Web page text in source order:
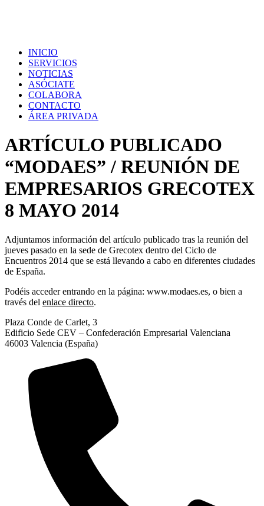
INICIO
SERVICIOS
NOTICIAS
ASÓCIATE
COLABORA
CONTACTO
ÁREA PRIVADA
ARTÍCULO PUBLICADO
“MODAES” / REUNIÓN DE
EMPRESARIOS GRECOTEX
8 MAYO 2014
Adjuntamos información del artículo publicado tras la reunión del
jueves pasado en la sede de Grecotex dentro del Ciclo de
Encuentros 2014 que se está llevando a cabo en diferentes ciudades
de España.
Podéis acceder entrando en la página: www.modaes.es, o bien a
través del enlace directo.
Plaza Conde de Carlet, 3
Edificio Sede CEV – Confederación Empresarial Valenciana
46003 Valencia (España)